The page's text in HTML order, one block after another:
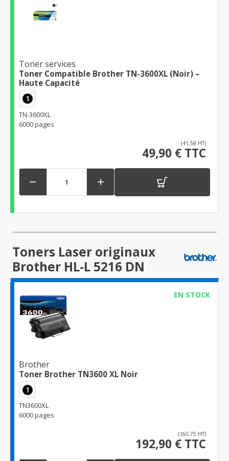
Toner services
Toner Compatible Brother TN-3600XL (Noir) –
Haute Capacité
1
TN-3600XL
6000 pages
(41,58 HT)
49,90 € TTC
 
Toners Laser originaux
Brother HL-L 5216 DN
EN STOCK
Brother
Toner Brother TN3600 XL Noir
1
TN3600XL
6000 pages
(160,75 HT)
192,90 € TTC